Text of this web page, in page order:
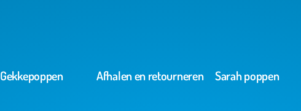
Gekkepoppen Afhalen en retourneren Sarah poppen